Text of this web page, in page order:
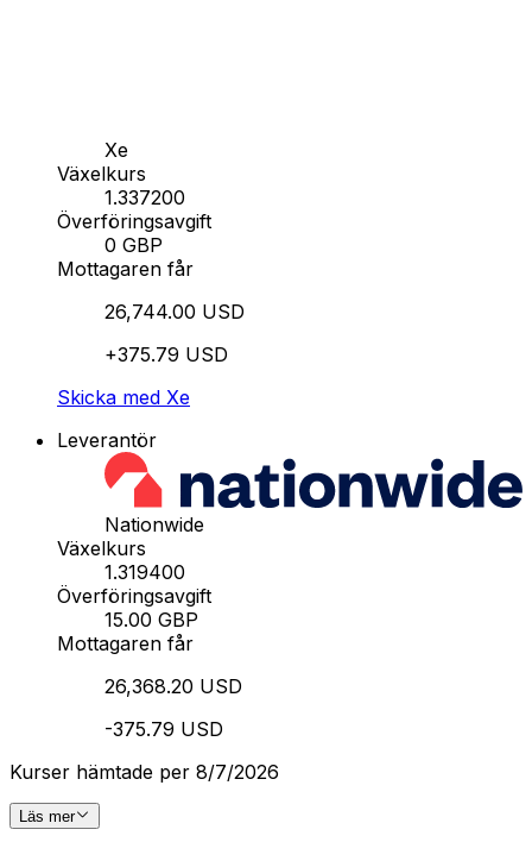
Xe
Växelkurs
1.337200
Överföringsavgift
0 GBP
Mottagaren får
26,744.00 USD
+375.79 USD
Skicka med Xe
Leverantör
Nationwide
Växelkurs
1.319400
Överföringsavgift
15.00 GBP
Mottagaren får
26,368.20 USD
-375.79 USD
Kurser hämtade per 8/7/2026
Läs mer